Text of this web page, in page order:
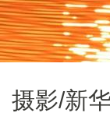
摄影/新